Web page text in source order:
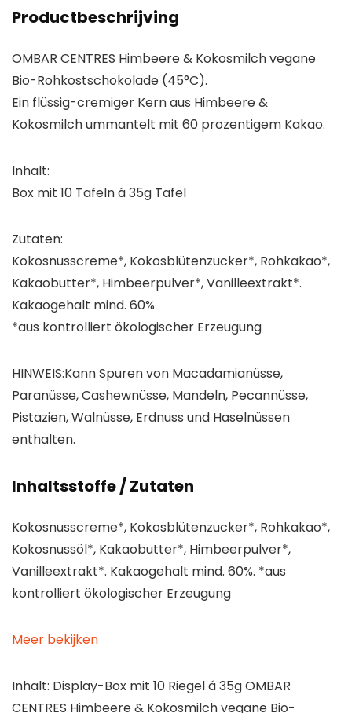
Productbeschrijving
OMBAR CENTRES Himbeere & Kokosmilch vegane
Bio-Rohkostschokolade (45°C).
Ein flüssig-cremiger Kern aus Himbeere &
Kokosmilch ummantelt mit 60 prozentigem Kakao.
Inhalt:
Box mit 10 Tafeln á 35g Tafel
Zutaten:
Kokosnusscreme*, Kokosblütenzucker*, Rohkakao*,
Kakaobutter*, Himbeerpulver*, Vanilleextrakt*.
Kakaogehalt mind. 60%
*aus kontrolliert ökologischer Erzeugung
HINWEIS:Kann Spuren von Macadamianüsse,
Paranüsse, Cashewnüsse, Mandeln, Pecannüsse,
Pistazien, Walnüsse, Erdnuss und Haselnüssen
enthalten.
Inhaltsstoffe / Zutaten
Kokosnusscreme*, Kokosblütenzucker*, Rohkakao*,
Kokosnussöl*, Kakaobutter*, Himbeerpulver*,
Vanilleextrakt*. Kakaogehalt mind. 60%. *aus
kontrolliert ökologischer Erzeugung
Meer bekijken
Inhalt: Display-Box mit 10 Riegel á 35g OMBAR
CENTRES Himbeere & Kokosmilch vegane Bio-